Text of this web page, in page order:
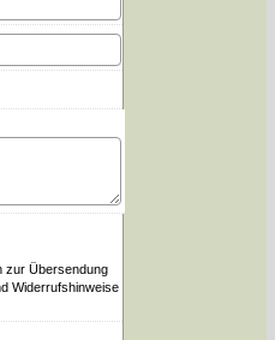
zur Übersendung
Widerrufshinweise